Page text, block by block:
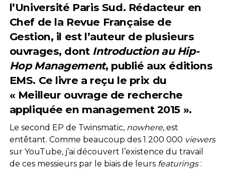
l’Université Paris Sud. Rédacteur en
Chef de la Revue Française de
Gestion, il est l’auteur de plusieurs
ouvrages, dont Introduction au Hip-
Hop Management, publié aux éditions
EMS. Ce livre a reçu le prix du
« Meilleur ouvrage de recherche
appliquée en management 2015 ».
Le second EP de Twinsmatic, nowhere, est
entêtant. Comme beaucoup des 1 200 000 viewers
sur YouTube, j’ai découvert l’existence du travail
de ces messieurs par le biais de leurs featurings: